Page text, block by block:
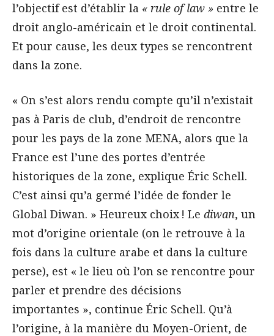
l’objectif est d’établir la « rule of law » entre le
droit anglo-américain et le droit continental.
Et pour cause, les deux types se rencontrent
dans la zone.
« On s’est alors rendu compte qu’il n’existait
pas à Paris de club, d’endroit de rencontre
pour les pays de la zone MENA, alors que la
France est l’une des portes d’entrée
historiques de la zone, explique Éric Schell.
C’est ainsi qu’a germé l’idée de fonder le
Global Diwan. » Heureux choix ! Le diwan, un
mot d’origine orientale (on le retrouve à la
fois dans la culture arabe et dans la culture
perse), est « le lieu où l’on se rencontre pour
parler et prendre des décisions
importantes », continue Éric Schell. Qu’à
l’origine, à la manière du Moyen-Orient, de